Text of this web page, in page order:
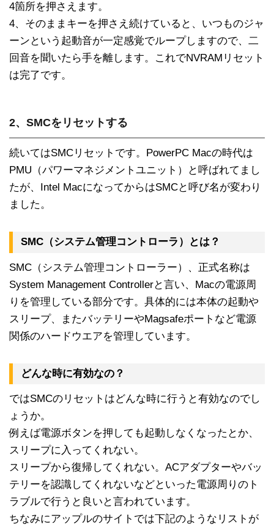
4箇所を押さえます。
4、そのままキーを押さえ続けていると、いつものジャ
ーンという起動音が一定感覚でループしますので、二
回音を聞いたら手を離します。これでNVRAMリセット
は完了です。
2、SMCをリセットする
続いてはSMCリセットです。PowerPC Macの時代は
PMU（パワーマネジメントユニット）と呼ばれてまし
たが、Intel MacになってからはSMCと呼び名が変わり
ました。
SMC（システム管理コントローラ）とは？
SMC（システム管理コントローラー）、正式名称は
System Management Controllerと言い、Macの電源周
りを管理している部分です。具体的には本体の起動や
スリープ、またバッテリーやMagsafeポートなど電源
関係のハードウエアを管理しています。
どんな時に有効なの？
ではSMCのリセットはどんな時に行うと有効なのでし
ょうか。
例えば電源ボタンを押しても起動しなくなったとか、
スリープに入ってくれない。
スリープから復帰してくれない。ACアダプターやバッ
テリーを認識してくれないなどといった電源周りのト
ラブルで行うと良いと言われています。
ちなみにアップルのサイトでは下記のようなリストが